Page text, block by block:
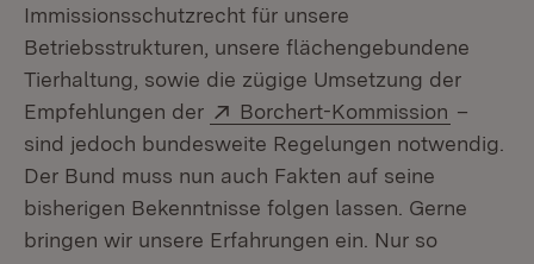
Immissionsschutzrecht für unsere
Betriebsstrukturen, unsere flächengebundene
Tierhaltung, sowie die zügige Umsetzung der
Empfehlungen der
Extern:
Borchert-Kommission (Öffnet
–
sind jedoch bundesweite Regelungen notwendig.
Der Bund muss nun auch Fakten auf seine
bisherigen Bekenntnisse folgen lassen. Gerne
bringen wir unsere Erfahrungen ein. Nur so